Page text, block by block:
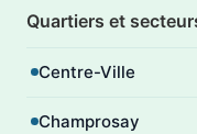
Quartiers et
Centre-Ville
Champrosay